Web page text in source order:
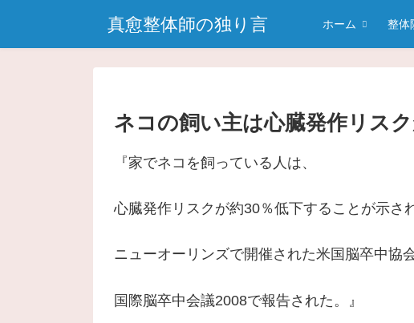
真愈整体師の独り言 ホーム 整体
ネコの飼い主は心臓発作リス
『家でネコを飼っている人は、
心臓発作リスクが約30％低下することが示され
ニューオーリンズで開催された米国脳卒中協
国際脳卒中会議2008で報告された。』